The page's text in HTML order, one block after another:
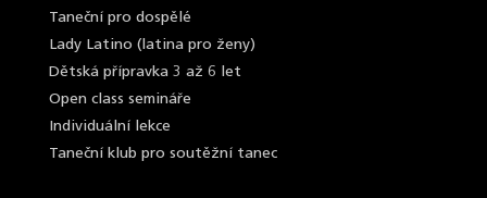
Taneční pro dospělé
Lady Latino (latina pro ženy)
Dětská přípravka 3 až 6 let
Open class semináře
Individuální lekce
Taneční klub pro soutěžní tanec